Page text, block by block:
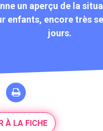
un aperçu de la
enfants, encore très
jours.

À LA FICHE